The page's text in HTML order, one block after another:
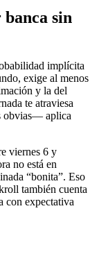
sin
implícita
exige al menos
y la del
te atraviesa
obvias— aplica
viernes 6 y
no está en
“bonita”. Eso
también cuenta
con expectativa